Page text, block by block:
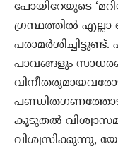
പോയിറേയുടെ
ഗ്രന്ഥത്തില്‍ എല്ലാ
പാവങ്ങളും
കൂടുതല്‍
വിശ്വസിക്കുന്നു,